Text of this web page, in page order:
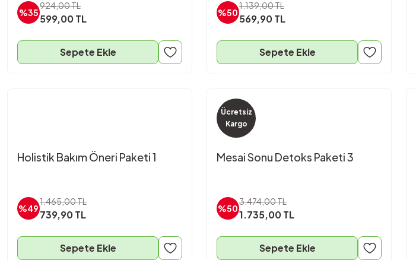
%35
924,00 TL
599,00 TL
Sepete Ekle
%50
1.139,00 TL
569,90 TL
Sepete Ekle
Holistik Bakım Öneri Paketi 1
%49
1.465,00 TL
739,90 TL
Sepete Ekle
Ücretsiz
Kargo
Mesai Sonu Detoks Paketi 3
%50
3.474,00 TL
1.735,00 TL
Sepete Ekle